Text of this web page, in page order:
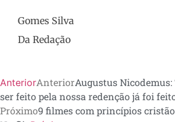
Gomes Silva
Da Redação
AnteriorAnteriorAugustus Nicodemus:
ser feito pela nossa redenção já foi
Próximo9 filmes com princípios